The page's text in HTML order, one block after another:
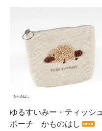
ゆるすいみー・ティッシュ
ポーチ かものはし